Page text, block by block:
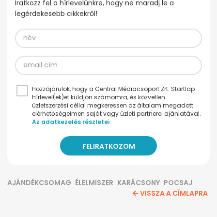
Iratkozz fel a hírlevelünkre, hogy ne maradj le a
legérdekesebb cikkekről!
Hozzájárulok, hogy a Central Médiacsoport Zrt. Startlap
hírlevel(ek)et küldjön számomra, és közvetlen
üzletszerzési céllal megkeressen az általam megadott
elérhetőségeimen saját vagy üzleti partnerei ajánlatával.
Az adatkezelés részletei
AJÁNDÉKCSOMAG ÉLELMISZER KARÁCSONY POCSAJ
VISSZA A CÍMLAPRA